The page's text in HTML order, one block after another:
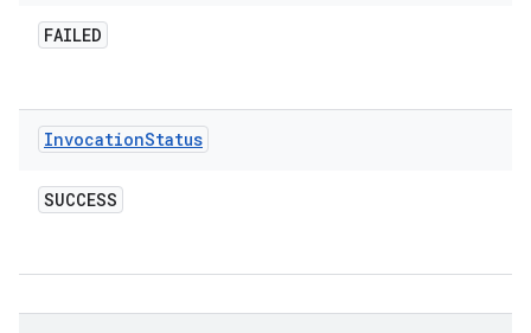
FAILED
InvocationStatus
SUCCESS